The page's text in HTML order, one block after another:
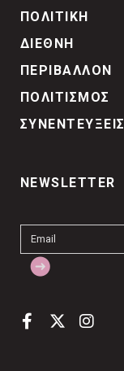
ΠΟΛΙΤΙΚΗ
ΔΙΕΘΝΗ
ΠΕΡΙΒΑΛΛΟΝ
ΠΟΛΙΤΙΣΜΟΣ
ΣΥΝΕΝΤΕΥΞΕΙΣ
NEWSLETTER